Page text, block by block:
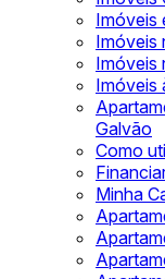
Imóveis
Imóveis
Imóveis
Imóveis
Galvão
Como
Minha